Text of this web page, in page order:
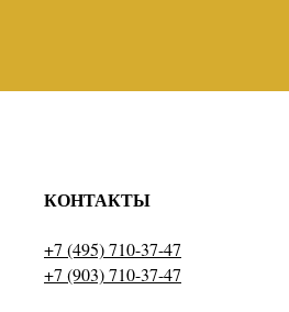
КОНТАКТЫ
+7 (495) 710-37-47
+7 (903) 710-37-47